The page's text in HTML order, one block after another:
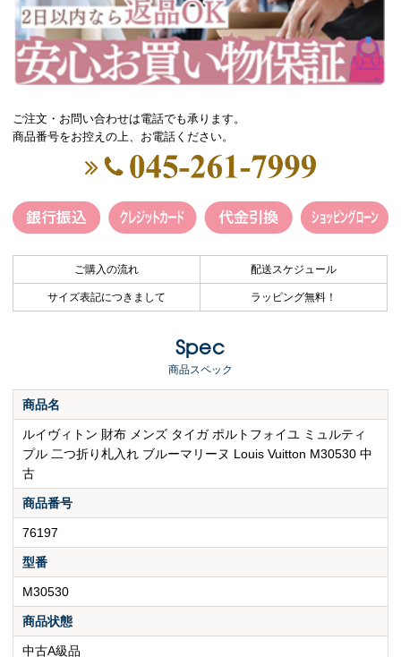
ご注文・お問い合わせは電話でも承ります。
商品番号をお控えの上、お電話ください。
ご購入の流れ 配送スケジュール
サイズ表記につきまして ラッピング無料！
Spec
商品スペック
商品名
ルイヴィトン 財布 メンズ タイガ ポルトフォイユ ミュルティ
プル 二つ折り札入れ ブルーマリーヌ Louis Vuitton M30530 中
古
商品番号
76197
型番
M30530
商品状態
中古A級品